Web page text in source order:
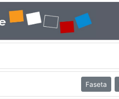
Faseta